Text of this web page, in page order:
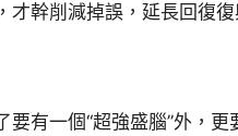
才幹削減掉誤，延長回復
有一個“超強盛腦”外，更